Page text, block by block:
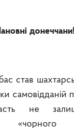
донеччани!
став
самовідданій
не